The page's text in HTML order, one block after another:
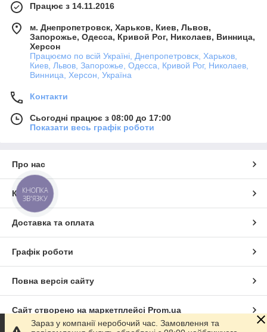
Працює з 14.11.2016
м. Днепропетровск, Харьков, Киев, Львов,
Запорожье, Одесса, Кривой Рог, Николаев, Винница,
Херсон
Працюємо по всій Україні, Днепропетровск, Харьков,
Киев, Львов, Запорожье, Одесса, Кривой Рог, Николаев,
Винница, Херсон, Україна
Контакти
Сьогодні працює з 08:00 до 17:00
Показати весь графік роботи
Про нас
Контакти
Доставка та оплата
Графік роботи
Повна версія сайту
Сайт створено на маркетплейсі Prom.ua
Зараз у компанії неробочий час. Замовлення та
КНОПКА
ЗВ'ЯЗКУ